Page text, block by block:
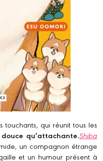
qui réunit tous les
qu’attachante.Shiba
un compagnon étrange
et un humour présent à